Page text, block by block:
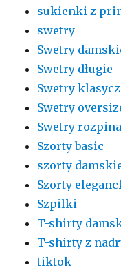
sukienki z
swetry
Swetry
Swetry długie
Swetry
Swetry
Swetry
Szorty basic
szorty
Szorty
Szpilki
T-shirty
T-shirty z
tiktok